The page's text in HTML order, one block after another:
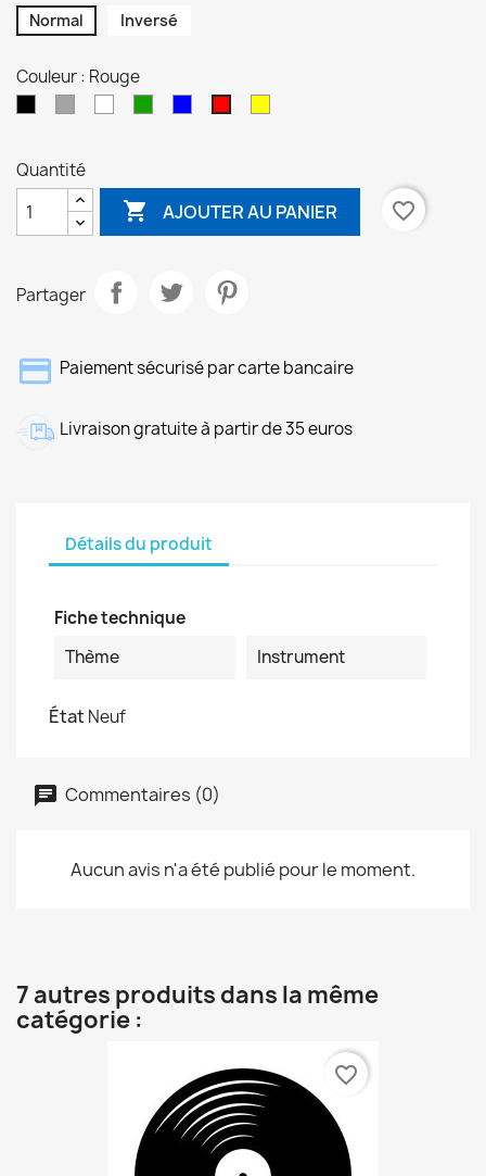
Normal Inversé
Couleur : Rouge
Quantité
 AJOUTER AU PANIER favorite_border
Partager
Paiement sécurisé par carte bancaire
Livraison gratuite à partir de 35 euros
Détails du produit
Fiche technique
Thème
Instrument
ÉtatNeuf
Commentaires (0)
Aucun avis n'a été publié pour le moment.
7 autres produits dans la même
catégorie :
favorite_border